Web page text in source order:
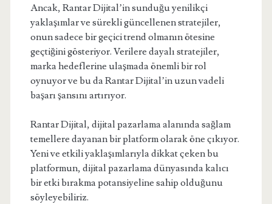
Ancak, Rantar Dijital’in sunduğu yenilikçi
yaklaşımlar ve sürekli güncellenen stratejiler,
onun sadece bir geçici trend olmanın ötesine
geçtiğini gösteriyor. Verilere dayalı stratejiler,
marka hedeflerine ulaşmada önemli bir rol
oynuyor ve bu da Rantar Dijital’in uzun vadeli
başarı şansını artırıyor.
Rantar Dijital, dijital pazarlama alanında sağlam
temellere dayanan bir platform olarak öne çıkıyor.
Yeni ve etkili yaklaşımlarıyla dikkat çeken bu
platformun, dijital pazarlama dünyasında kalıcı
bir etki bırakma potansiyeline sahip olduğunu
söyleyebiliriz.